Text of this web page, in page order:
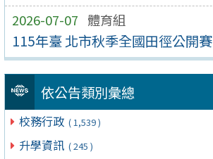
2026-07-07 體育組
115年臺 北市秋季全國田徑公開賽
依公告類別彙總
校務行政 ( 1,539 )
升學資訊 ( 245 )